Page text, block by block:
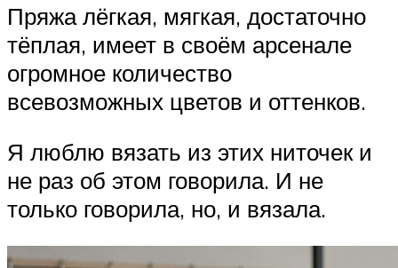
Пряжа лёгкая, мягкая, достаточно
тёплая, имеет в своём арсенале
огромное количество
всевозможных цветов и оттенков.
Я люблю вязать из этих ниточек и
не раз об этом говорила. И не
только говорила, но, и вязала.